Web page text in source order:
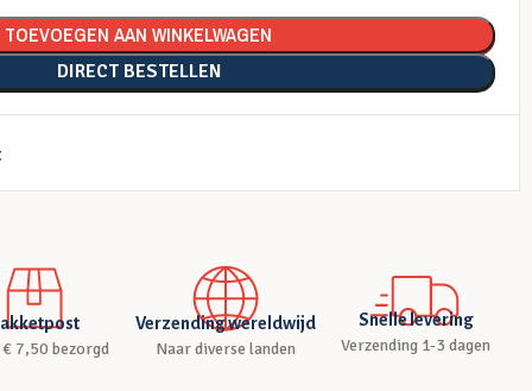
TOEVOEGEN AAN WINKELWAGEN
DIRECT BESTELLEN
€ 7,50 bezorgd
Verzending wereldwijd
Naar diverse landen
Snelle levering
Verzending 1-3 dagen